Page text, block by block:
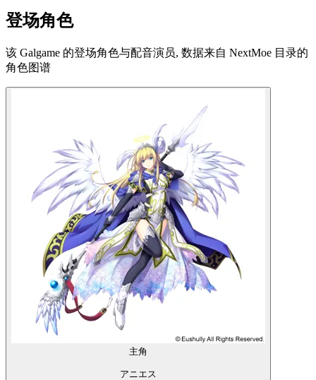
登场角色
该 Galgame 的登场角色与配音演员, 数据来自 NextMoe 目录的
角色图谱
主角
アニエス